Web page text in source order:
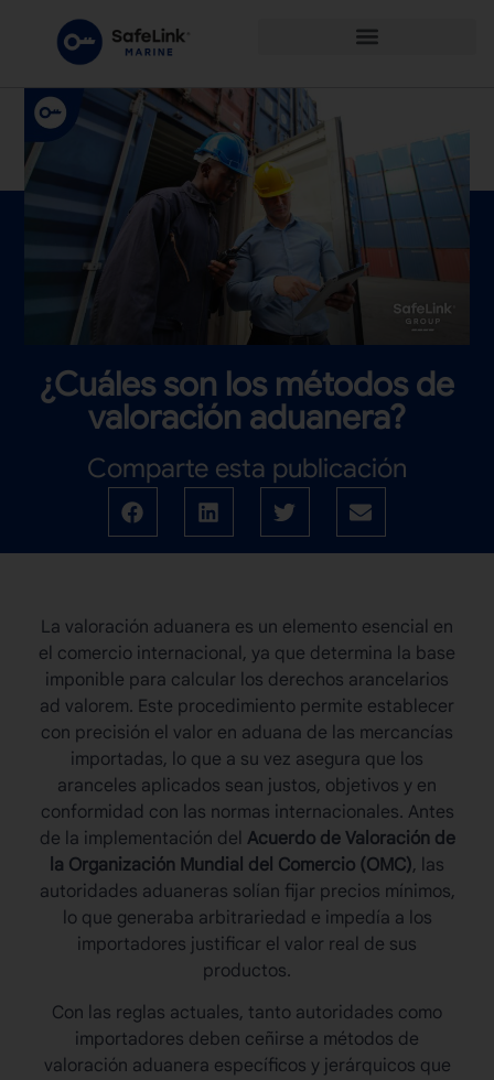
¿Cuáles son los métodos de
valoración aduanera?
Comparte esta publicación
La valoración aduanera es un elemento esencial en
el comercio internacional, ya que determina la base
imponible para calcular los derechos arancelarios
ad valorem. Este procedimiento permite establecer
con precisión el valor en aduana de las mercancías
importadas, lo que a su vez asegura que los
aranceles aplicados sean justos, objetivos y en
conformidad con las normas internacionales. Antes
de la implementación del Acuerdo de Valoración de
la Organización Mundial del Comercio (OMC), las
autoridades aduaneras solían fijar precios mínimos,
lo que generaba arbitrariedad e impedía a los
importadores justificar el valor real de sus
productos.
Con las reglas actuales, tanto autoridades como
importadores deben ceñirse a métodos de
valoración aduanera específicos y jerárquicos que